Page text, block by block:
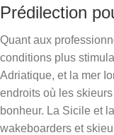
Prédilection
Quant aux
conditions plus
Adriatique, et la mer
endroits où les
bonheur. La Sicile et
wakeboarders et